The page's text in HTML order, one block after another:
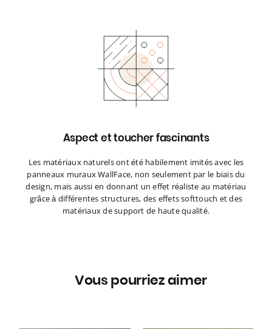
Aspect et toucher fascinants
Les matériaux naturels ont été habilement imités avec les
panneaux muraux WallFace, non seulement par le biais du
design, mais aussi en donnant un effet réaliste au matériau
grâce à différentes structures, des effets softtouch et des
matériaux de support de haute qualité.
Vous pourriez aimer